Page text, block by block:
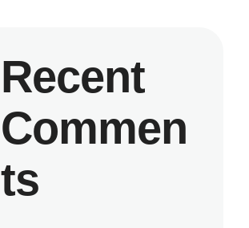
Recent
Commen
ts